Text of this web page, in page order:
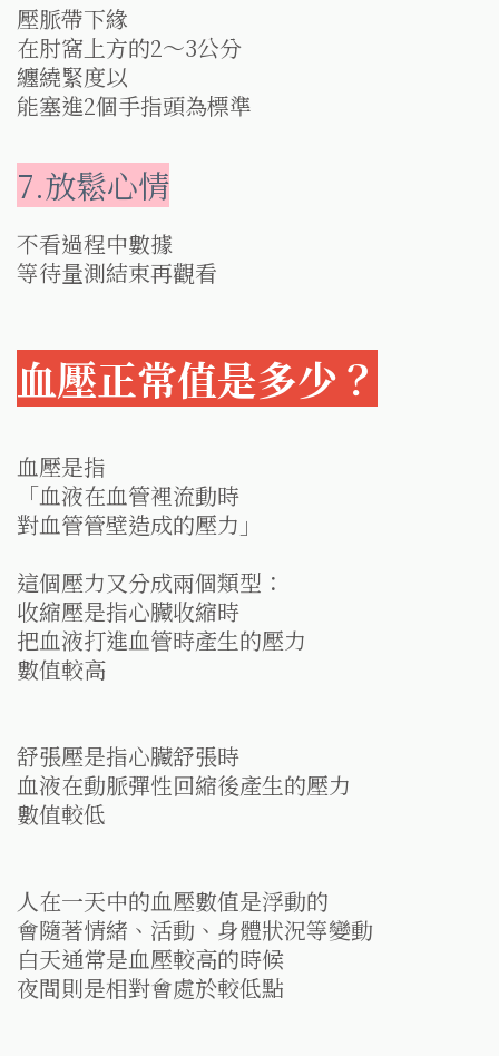
壓脈帶下緣
在肘窩上方的2～3公分
纏繞緊度以
能塞進2個手指頭為標準
7.放鬆心情
不看過程中數據
等待量測結束再觀看
血壓正常值是多少？
血壓是指
「血液在血管裡流動時
對血管管壁造成的壓力」
這個壓力又分成兩個類型：
收縮壓是指心臟收縮時
把血液打進血管時產生的壓力
數值較高
舒張壓是指心臟舒張時
血液在動脈彈性回縮後產生的壓力
數值較低
人在一天中的血壓數值是浮動的
會隨著情緒、活動、身體狀況等變動
白天通常是血壓較高的時候
夜間則是相對會處於較低點